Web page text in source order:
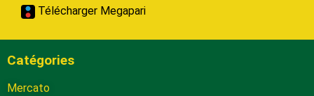
Télécharger Megapari
Catégories
Mercato